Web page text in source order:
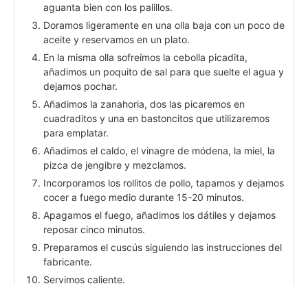
aguanta bien con los palillos.
Doramos ligeramente en una olla baja con un poco de
aceite y reservamos en un plato.
En la misma olla sofreímos la cebolla picadita,
añadimos un poquito de sal para que suelte el agua y
dejamos pochar.
Añadimos la zanahoria, dos las picaremos en
cuadraditos y una en bastoncitos que utilizaremos
para emplatar.
Añadimos el caldo, el vinagre de módena, la miel, la
pizca de jengibre y mezclamos.
Incorporamos los rollitos de pollo, tapamos y dejamos
cocer a fuego medio durante 15-20 minutos.
Apagamos el fuego, añadimos los dátiles y dejamos
reposar cinco minutos.
Preparamos el cuscús siguiendo las instrucciones del
fabricante.
Servimos caliente.